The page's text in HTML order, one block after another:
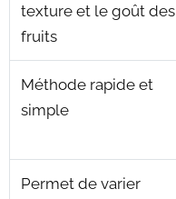
texture et le goût des
fruits
Méthode rapide et
simple
Permet de varier